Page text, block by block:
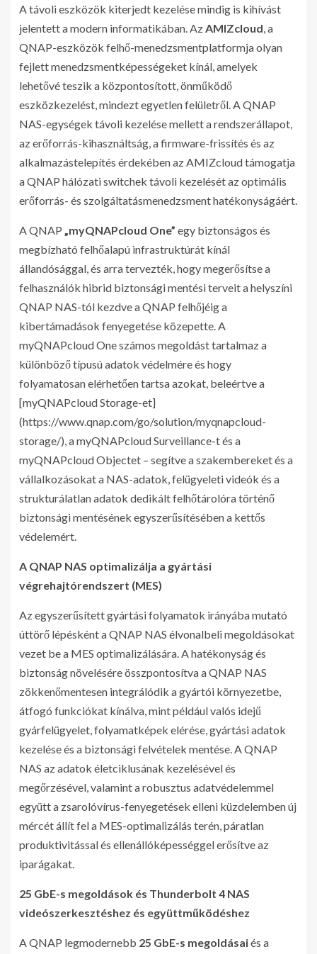
A távoli eszközök kiterjedt kezelése mindig is kihívást
jelentett a modern informatikában. AzAMIZcloud, a
QNAP-eszközök felhő-menedzsmentplatformja olyan
fejlett menedzsmentképességeket kínál, amelyek
lehetővé teszik a központosított, önműködő
eszközkezelést, mindezt egyetlen felületről. A QNAP
NAS-egységek távoli kezelése mellett a rendszerállapot,
az erőforrás-kihasználtság, a firmware-frissítés és az
alkalmazástelepítés érdekében az AMIZcloud támogatja
a QNAP hálózati switchek távoli kezelését az optimális
erőforrás- és szolgáltatásmenedzsment hatékonyságáért.
A QNAP „myQNAPcloud One” egy biztonságos és
megbízható felhőalapú infrastruktúrát kínál
állandósággal, és arra tervezték, hogy megerősítse a
felhasználók hibrid biztonsági mentési terveit a helyszíni
QNAP NAS-tól kezdve a QNAP felhőjéig a
kibertámadások fenyegetése közepette. A
myQNAPcloud One számos megoldást tartalmaz a
különböző típusú adatok védelmére és hogy
folyamatosan elérhetően tartsa azokat, beleértve a
[myQNAPcloud Storage-et]
(https://www.qnap.com/go/solution/myqnapcloud-
storage/), a myQNAPcloud Surveillance-t és a
myQNAPcloud Objectet – segítve a szakembereket és a
vállalkozásokat a NAS-adatok, felügyeleti videók és a
strukturálatlan adatok dedikált felhőtárolóra történő
biztonsági mentésének egyszerűsítésében a kettős
védelemért.
A QNAP NAS optimalizálja a gyártási
végrehajtórendszert (MES)
Az egyszerűsített gyártási folyamatok irányába mutató
úttörő lépésként a QNAP NAS élvonalbeli megoldásokat
vezet be a MES optimalizálására. A hatékonyság és
biztonság növelésére összpontosítva a QNAP NAS
zökkenőmentesen integrálódik a gyártói környezetbe,
átfogó funkciókat kínálva, mint például valós idejű
gyárfelügyelet, folyamatképek elérése, gyártási adatok
kezelése és a biztonsági felvételek mentése. A QNAP
NAS az adatok életciklusának kezelésével és
megőrzésével, valamint a robusztus adatvédelemmel
együtt a zsarolóvírus-fenyegetések elleni küzdelemben új
mércét állít fel a MES-optimalizálás terén, páratlan
produktivitással és ellenállóképességgel erősítve az
iparágakat.
25 GbE-s megoldások és Thunderbolt 4 NAS
videószerkesztéshez és együttműködéshez
A QNAP legmodernebb 25 GbE-s megoldásaiés a